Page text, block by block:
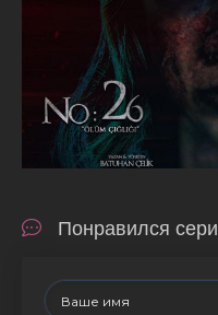
Понравился